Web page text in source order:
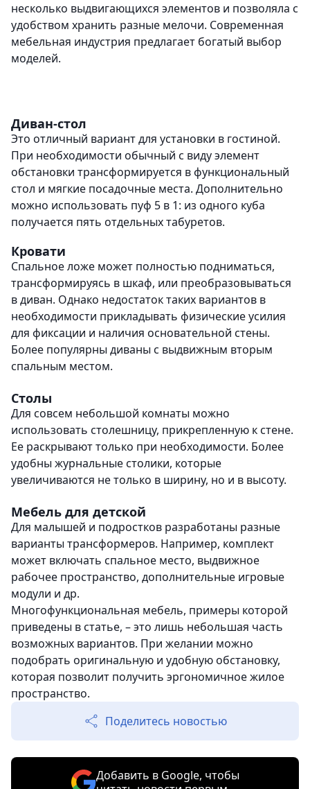
несколько выдвигающихся элементов и позволяла с
удобством хранить разные мелочи. Современная
мебельная индустрия предлагает богатый выбор
моделей.
Диван-стол
Это отличный вариант для установки в гостиной.
При необходимости обычный с виду элемент
обстановки трансформируется в функциональный
стол и мягкие посадочные места. Дополнительно
можно использовать пуф 5 в 1: из одного куба
получается пять отдельных табуретов.
Кровати
Спальное ложе может полностью подниматься,
трансформируясь в шкаф, или преобразовываться
в диван. Однако недостаток таких вариантов в
необходимости прикладывать физические усилия
для фиксации и наличия основательной стены.
Более популярны диваны с выдвижным вторым
спальным местом.
Столы
Для совсем небольшой комнаты можно
использовать столешницу, прикрепленную к стене.
Ее раскрывают только при необходимости. Более
удобны журнальные столики, которые
увеличиваются не только в ширину, но и в высоту.
Мебель для детской
Для малышей и подростков разработаны разные
варианты трансформеров. Например, комплект
может включать спальное место, выдвижное
рабочее пространство, дополнительные игровые
модули и др.
Многофункциональная мебель, примеры которой
приведены в статье, – это лишь небольшая часть
возможных вариантов. При желании можно
подобрать оригинальную и удобную обстановку,
которая позволит получить эргономичное жилое
пространство.
Поделитесь новостью
Добавить в Google, чтобы